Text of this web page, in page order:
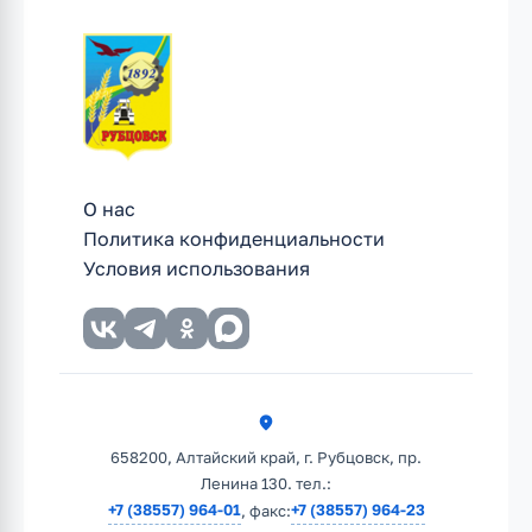
О нас
Политика конфиденциальности
Условия использования
658200, Алтайский край, г. Рубцовск, пр.
Ленина 130. тел.:
+7 (38557) 964-01, факс:+7 (38557) 964-23